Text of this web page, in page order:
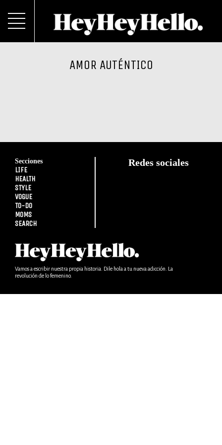
AMOR AUTÉNTICO
Secciones
LIFE
HEALTH
STYLE
VOGUE
TO-DO
MOMS
SEARCH
Redes sociales
Vamos a escribir nuestra propia historia. Dile hola a tu nueva adicción. La
revolución de lo femenino.